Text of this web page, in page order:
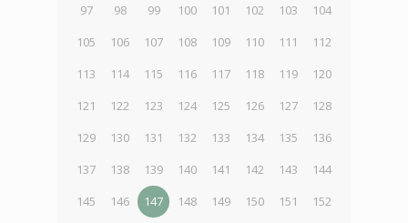
97
98 99 100 101 102 103
104
105
106 107 108 109 110 111
112
113
114 115 116 117 118 119
120
121
122 123 124 125 126 127
128
129
130 131 132 133 134 135
136
137
138 139 140 141 142 143
144
145
146 147 148 149 150 151
152